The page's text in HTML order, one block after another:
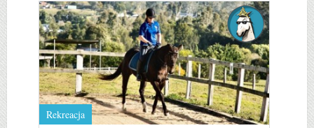
Rekreacja